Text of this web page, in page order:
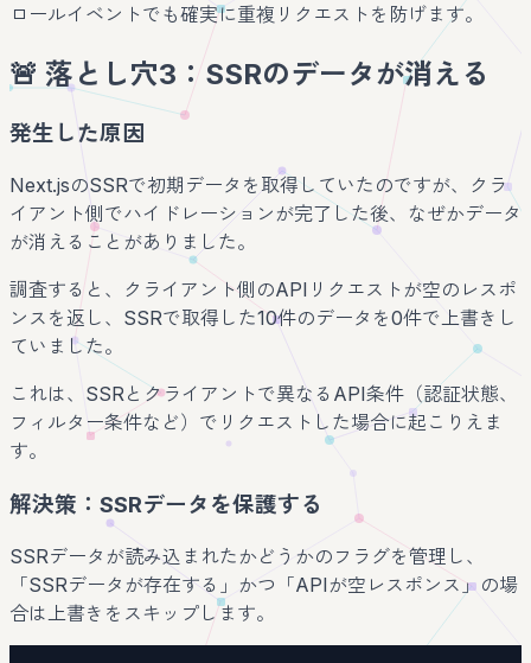
ロールイベントでも確実に重複リクエストを防げます。
🚨 落とし穴3：SSRのデータが消える
発生した原因
Next.jsのSSRで初期データを取得していたのですが、クラ
イアント側でハイドレーションが完了した後、なぜかデータ
が消えることがありました。
調査すると、クライアント側のAPIリクエストが空のレスポ
ンスを返し、SSRで取得した10件のデータを0件で上書きし
ていました。
これは、SSRとクライアントで異なるAPI条件（認証状態、
フィルター条件など）でリクエストした場合に起こりえま
す。
解決策：SSRデータを保護する
SSRデータが読み込まれたかどうかのフラグを管理し、
「SSRデータが存在する」かつ「APIが空レスポンス」の場
合は上書きをスキップします。